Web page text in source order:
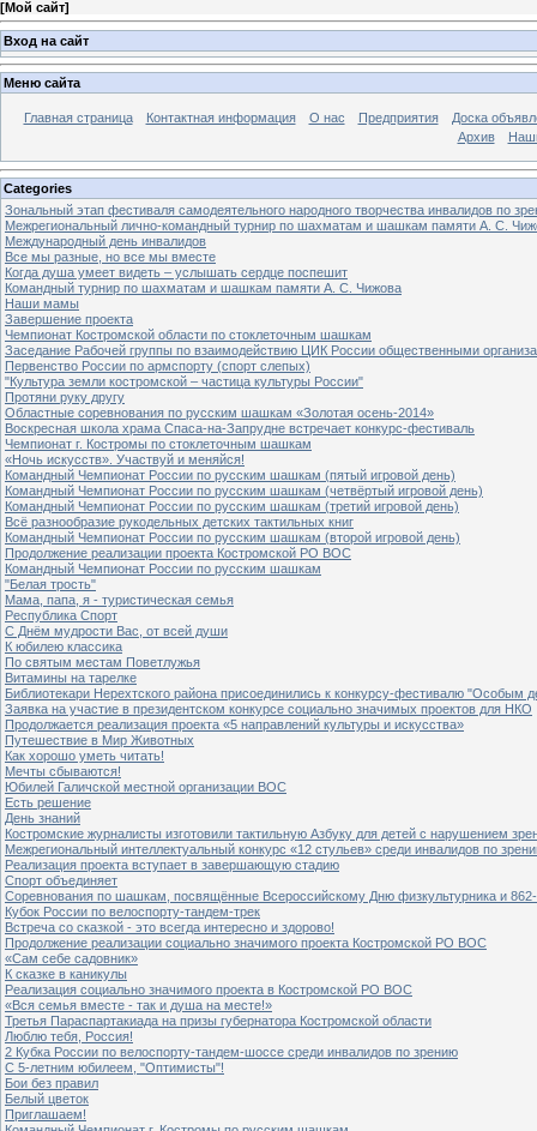
[Мой сайт]
Вход на сайт
Меню сайта
Главная страница Контактная информация О нас Предприятия
Доска
Архив
Categories
Зональный этап фестиваля самодеятельного народного творчества инвалидов по
Межрегиональный лично-командный турнир по шахматам и шашкам памяти А. С.
Международный день инвалидов
Все мы разные, но все мы вместе
Когда душа умеет видеть – услышать сердце поспешит
Командный турнир по шахматам и шашкам памяти А. С. Чижова
Наши мамы
Завершение проекта
Чемпионат Костромской области по стоклеточным шашкам
Заседание Рабочей группы по взаимодействию ЦИК России общественными
Первенство России по армспорту (спорт слепых)
"Культура земли костромской – частица культуры России"
Протяни руку другу
Областные соревнования по русским шашкам «Золотая осень-2014»
Воскресная школа храма Спаса-на-Запрудне встречает конкурс-фестиваль
Чемпионат г. Костромы по стоклеточным шашкам
«Ночь искусств». Участвуй и меняйся!
Командный Чемпионат России по русским шашкам (пятый игровой день)
Командный Чемпионат России по русским шашкам (четвёртый игровой день)
Командный Чемпионат России по русским шашкам (третий игровой день)
Всё разнообразие рукодельных детских тактильных книг
Командный Чемпионат России по русским шашкам (второй игровой день)
Продолжение реализации проекта Костромской РО ВОС
Командный Чемпионат России по русским шашкам
"Белая трость"
Мама, папа, я - туристическая семья
Республика Спорт
С Днём мудрости Вас, от всей души
К юбилею классика
По святым местам Поветлужья
Витамины на тарелке
Библиотекари Нерехтского района присоединились к конкурсу-фестивалю "Особым
Заявка на участие в президентском конкурсе социально значимых проектов для НКО
Продолжается реализация проекта «5 направлений культуры и искусства»
Путешествие в Мир Животных
Как хорошо уметь читать!
Мечты сбываются!
Юбилей Галичской местной организации ВОС
Есть решение
День знаний
Костромские журналисты изготовили тактильную Азбуку для детей с нарушением
Межрегиональный интеллектуальный конкурс «12 стульев» среди инвалидов по
Реализация проекта вступает в завершающую стадию
Спорт объединяет
Соревнования по шашкам, посвящённые Всероссийскому Дню физкультурника и
Кубок России по велоспорту-тандем-трек
Встреча со сказкой - это всегда интересно и здорово!
Продолжение реализации социально значимого проекта Костромской РО ВОС
«Сам себе садовник»
К сказке в каникулы
Реализация социально значимого проекта в Костромской РО ВОС
«Вся семья вместе - так и душа на месте!»
Третья Параспартакиада на призы губернатора Костромской области
Люблю тебя, Россия!
2 Кубка России по велоспорту-тандем-шоссе среди инвалидов по зрению
С 5-летним юбилеем, "Оптимисты"!
Бои без правил
Белый цветок
Приглашаем!